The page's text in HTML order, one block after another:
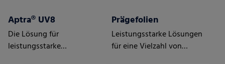
Aptra® UV8
Die Lösung für
leistungsstarke
Prägefolien
Leistungsstarke Lösungen
für eine Vielzahl von